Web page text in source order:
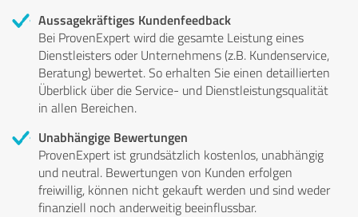
Aussagekräftiges Kundenfeedback
Bei ProvenExpert wird die gesamte Leistung eines
Dienstleisters oder Unternehmens (z.B. Kundenservice,
Beratung) bewertet. So erhalten Sie einen detaillierten
Überblick über die Service- und Dienstleistungsqualität
in allen Bereichen.
Unabhängige Bewertungen
ProvenExpert ist grundsätzlich kostenlos, unabhängig
und neutral. Bewertungen von Kunden erfolgen
freiwillig, können nicht gekauft werden und sind weder
finanziell noch anderweitig beeinflussbar.